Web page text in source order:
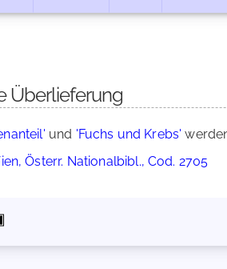
Überlieferung
und 'Fuchs und Krebs'
Österr. Nationalbibl., Cod. 2705